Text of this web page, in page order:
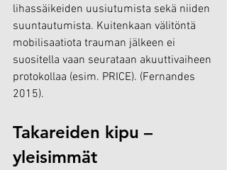
lihassäikeiden uusiutumista sekä niiden
suuntautumista. Kuitenkaan välitöntä
mobilisaatiota trauman jälkeen ei
suositella vaan seurataan akuuttivaiheen
protokollaa (esim. PRICE). (Fernandes
2015).
Takareiden kipu –
yleisimmät